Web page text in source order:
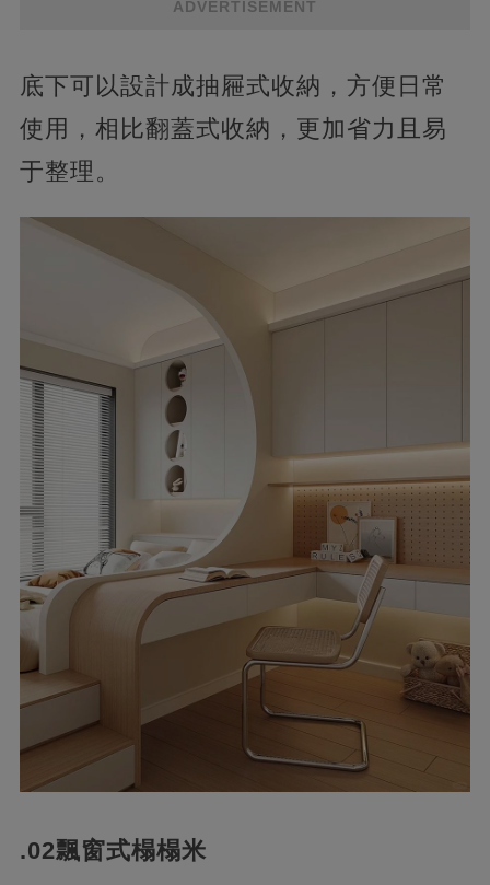
ADVERTISEMENT
底下可以設計成抽屜式收納，方便日常
使用，相比翻蓋式收納，更加省力且易
于整理。
.02飄窗式榻榻米